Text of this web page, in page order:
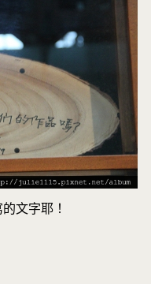
文字耶！